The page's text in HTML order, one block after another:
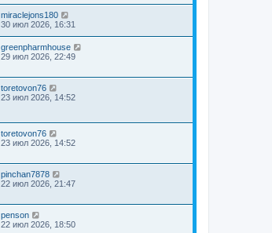
miraclejons180
30 июл 2026, 16:31
greenpharmhouse
29 июл 2026, 22:49
toretovon76
23 июл 2026, 14:52
toretovon76
23 июл 2026, 14:52
pinchan7878
22 июл 2026, 21:47
penson
22 июл 2026, 18:50